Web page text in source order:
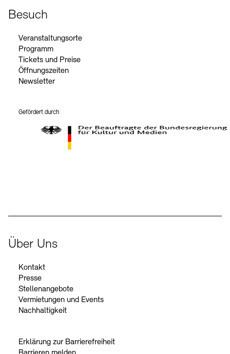
Besuch
Veranstaltungsorte
Programm
Tickets und Preise
Öffnungszeiten
Newsletter
Gefördert durch
Über Uns
Kontakt
Presse
Stellenangebote
Vermietungen und Events
Nachhaltigkeit
Erklärung zur Barrierefreiheit